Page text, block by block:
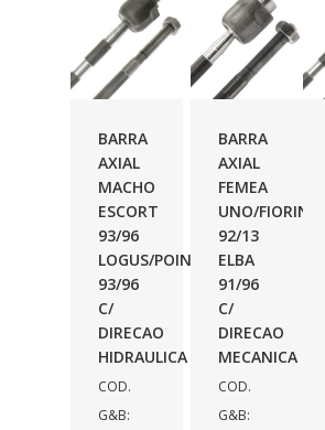
BARRA
AXIAL
MACHO
ESCORT
93/96
LOGUS/POINTER
93/96
C/
DIRECAO
HIDRAULICA
COD.
G&B:
BARRA
AXIAL
FEMEA
UNO/FIORINO
92/13
ELBA
91/96
C/
DIRECAO
MECANICA
COD.
G&B: